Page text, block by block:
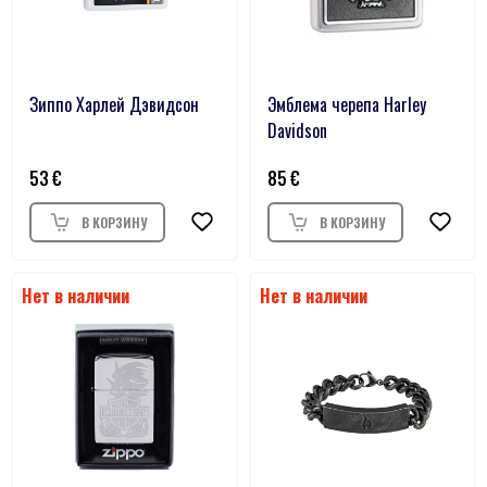
Зиппо Харлей Дэвидсон
53
Эмблема черепа Harley
Davidson
85